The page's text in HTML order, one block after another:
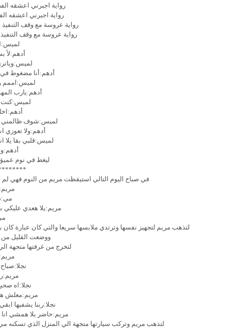
رواية اجبرني اعشقه الفصل الثاني
رواية اجبرني اعشقه الفصل الأول
رواية عروسة مع وقف التنفيذ الفصل الثاني 2
رواية عروسة مع وقف التنفيذ الفصل الأول 1
أدهم:أنا مضغوط
لميس:اممم
أدهم:يارب
لميس:كنت
لميس:شوف ظالمني
أدهم:ولا تعوزي
لميس:قلبي بقا يلا
ليغط في نوم عميق
في صباح اليوم التالي استيقظت مريم من النوم فهي لم
مريم:يلا هعدي عليكي
لتذهب مريم لتجهيز نفسها وترتدي ملابسها سريعا والتي كان عبارة كان
ووضعت القليل من
لتخرج من غرفتها متجهة
نجلا:اه
مريم:معلش
نجلا:ربنا يشفيها
مريم:حاضر يلا همشي
لتذهب مريم وتركب سيارتها متجهة الي المنزل الذي تسكنه